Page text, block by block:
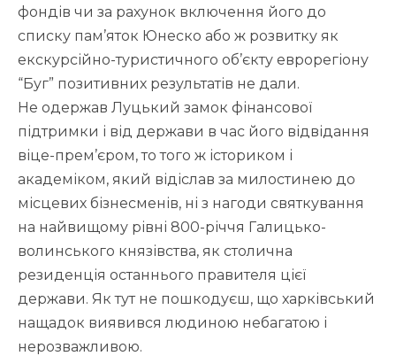
фондів чи за рахунок включення його до
списку пам’яток Юнеско або ж розвитку як
екскурсійно-туристичного об’єкту еврорегіону
“Буг” позитивних результатів не дали.
Не одержав Луцький замок фінансової
підтримки і від держави в час його відвідання
віце-прем’єром, то того ж істориком і
академіком, який відіслав за милостинею до
місцевих бізнесменів, ні з нагоди святкування
на найвищому рівні 800-річчя Галицько-
волинського князівства, як столична
резиденція останнього правителя цієї
держави. Як тут не пошкодуєш, що харківський
нащадок виявився людиною небагатою і
нерозважливою.